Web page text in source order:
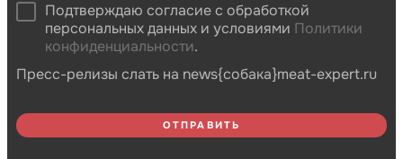
Подтверждаю согласие с обработкой
персональных данных и условиями Политики
конфиденциальности.
Пресс-релизы слать на news{собака}meat-expert.ru